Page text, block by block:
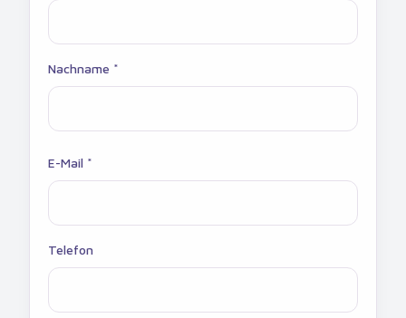
Nachname *
E-Mail *
Telefon